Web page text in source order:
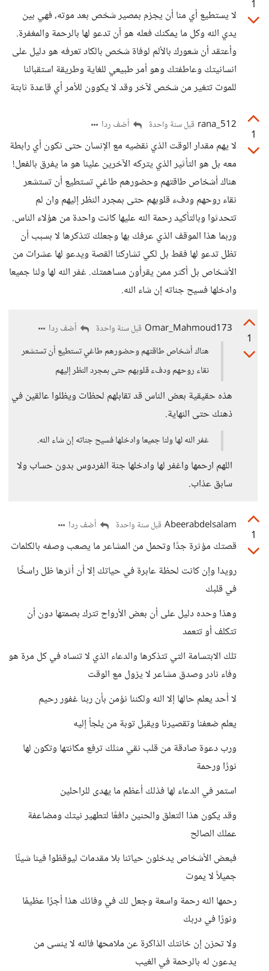
1
لا يستطيع أي منا أن يجزم بمصير شخص بعد موته، فهي بين
يدي الله وكل ما يمكنك فعله هو أن تدعو لها بالرحمة والمغفرة.
وأعتقد أن شعورك بالألم لوفاة شخص بالكاد تعرفه هو دليل على
انسانيتك وعاطفتك وهو أمر طبيعي للغاية وطريقة استقبالنا
للموت تتغير من شخص لآخر وقد لا يكوون للأمر أي قاعدة ثابتة
1
rana_512 قبل سنة واحدة أضف ردا
لا يهم مقدار الوقت الذي نقضيه مع الإنسان حتى نكون أي رابطة
معه بل هو التأثير الذي يتركه الآخرين علينا هو ما يفرق بالفعل!
هناك أشخاص طاقتهم وحضورهم طاغي تستطيع أن تستشعر
نقاء روحهم ودفء قلوبهم حتى بمجرد النظر إليهم وان لم
تتحدثوا وبالتأكيد رحمة الله عليها كانت واحدة من هؤلاء الناس.
وربما هذا الموقف الذي عرفك بها وجعلك تتذكرها لا بسبب أن
تظل تدعو لها فقط بل لكي تشاركنا القصة ويدعو لها عشرات من
الأشخاص بل أكثر ممن يقرأون مساهمتك. غفر الله لها ولنا جميعا
وادخلها فسيح جناته إن شاء الله.
1
Omar_Mahmoud173 قبل سنة واحدة
أضف ردا
هناك أشخاص طاقتهم وحضورهم طاغي تستطيع أن تستشعر
نقاء روحهم ودفء قلوبهم حتى بمجرد النظر إليهم
هذه حقيقية بعض الناس قد تقابلهم لحظات ويظلوا عالقين في
ذهنك حتى النهاية.
غفر الله لها ولنا جميعا وادخلها فسيح جناته إن شاء الله.
اللهم ارحمها واغفر لها وادخلها جنة الفردوس بدون حساب ولا
سابق عذاب.
1
Abeerabdelsalam قبل سنة واحدة أضف ردا
قصتك مؤثرة جدًا وتحمل من المشاعر ما يصعب وصفه بالكلمات
رويدا وإن كانت لحظة عابرة في حياتك إلا أن أثرها ظل راسخًا
في قلبك
وهذا وحده دليل على أن بعض الأرواح تترك بصمتها دون أن
تتكلف أو تتعمد
تلك الابتسامة التي تتذكرها والدعاء الذي لا تنساه في كل مرة هو
وفاء نادر وصدق مشاعر لا يزول مع الوقت
لا أحد يعلم حالها إلا الله ولكننا نؤمن بأن ربنا غفور رحيم
يعلم ضعفنا وتقصيرنا ويقبل توبة من يلجأ إليه
ورب دعوة صادقة من قلب نقي مثلك ترفع مكانتها وتكون لها
نورًا ورحمة
استمر في الدعاء لها فذلك أعظم ما يهدى للراحلين
وقد يكون هذا التعلق والحنين دافعًا لتطهير نيتك ومضاعفة
عملك الصالح
فبعض الأشخاص يدخلون حياتنا بلا مقدمات ليوقظوا فينا شيئًا
جميلاً لا يموت
رحمها الله رحمة واسعة وجعل لك في وفائك هذا أجرًا عظيمًا
ونورًا في دربك
ولا تحزن إن خانتك الذاكرة عن ملامحها فالله لا ينسى من
يدعون له بالرحمة في الغيب